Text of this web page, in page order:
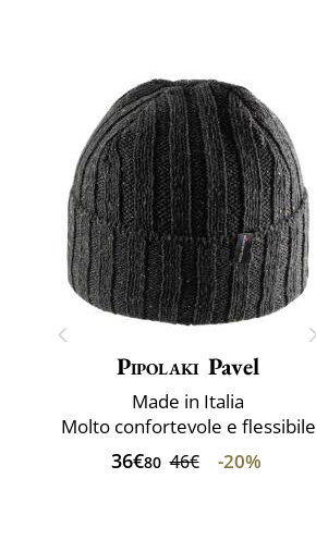
Pipolaki Pavel
Made in Italia
Molto confortevole e flessibile
36€80 46€ -20%